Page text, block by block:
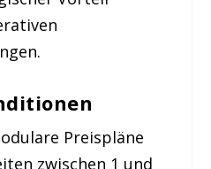
Preispläne
zwischen 1 und